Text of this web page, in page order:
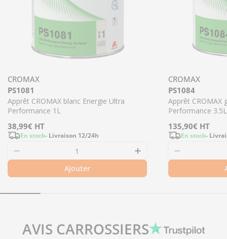
CROMAX
PS1081
Apprêt CROMAX blanc Energie Ultra
Performance 1L
Prix
régulier
38,99€ HT
En stock- Livraison 12/24h
Ajouter
CROMAX
PS1084
Apprêt CROMAX
Performance 3.5L
Prix
régulier
135,90€ HT
En stock-
AVIS CARROSSIERS